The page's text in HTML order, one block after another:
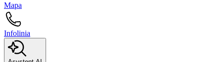
Mapa
Infolinia